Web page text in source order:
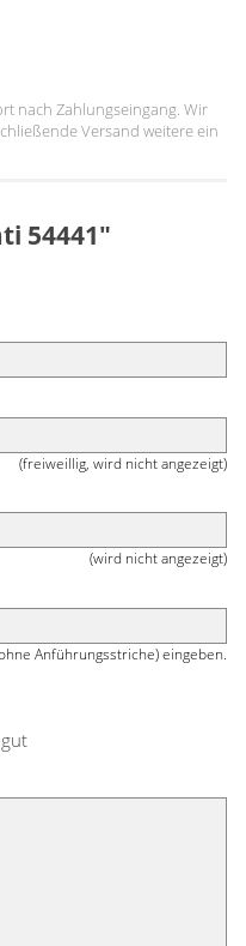
nach Zahlungseingang. Wir
Versand weitere ein
54441"
(freiweillig, wird nicht angezeigt)
(wird nicht angezeigt)
Anführungsstriche) eingeben.
gut